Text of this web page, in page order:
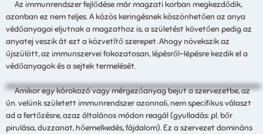
Az immunrendszer fejlődése már magzati korban megkezdődik,
azonban ez nem teljes. A közös keringésnek köszönhetően az anya
védőanyagai eljutnak a magzathoz is, a születést követően pedig az
anyatej veszik át ezt a közvetítő szerepet. Ahogy növekszik az
újszülött, az immunszervei fokozatosan, lépésről-lépésre kezdik el a
védőanyagok és a sejtek termelését.
Amikor egy kórokozó vagy mérgezőanyag bejut a szervezetbe, az
ún. velünk született immunrendszer azonnali, nem specifikus választ
ad a fertőzésre, azaz általános módon reagál (gyulladás: pl. bőr
pirulása, duzzanat, hőemelkedés, fájdalom). Ez a szervezet domináns